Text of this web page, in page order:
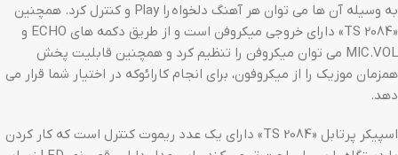
به وسیله آن ها می توان هر آهنگ دلخواه را Play و کنترل کرد. همچنین
«TS 2084» دارای خروجی میکروفن است و از طریق دکمه های ECHO و
MIC.VOL می توان میکروفن را تنظیم کرد و همچنین قابلیت پخش
همزمان موزیک را از میکروفون، برای انجام کارائوکه در اختیار شما قرار می
دهد.
اسپیکر پرتابل «TS 2084» دارای یک عدد ریموت کنترل است که کار کردن